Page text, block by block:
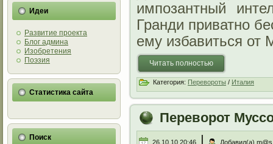
Идеи
Развитие проекта
Блог админа
Изобретения
Поэзия
Статистика сайта
Поиск
импозантный
Гранди приватно
ему избавиться от
Читать полностью
Категория: Перевороты / Италия
Переворот
26.10.10 20:46 | Добавил(а) m@s